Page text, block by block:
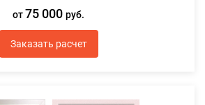
от 75 000руб.
Заказать расчет